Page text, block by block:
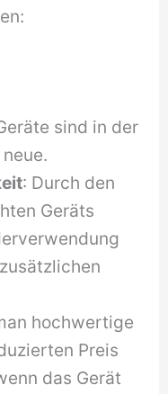
sind in der
: Durch den
Geräts
hochwertige
Preis
das Gerät